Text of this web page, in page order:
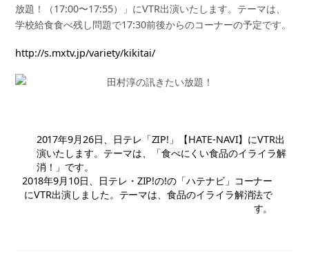
放題！（17:00〜17:55）」にVTR出演いたします。テーマは、
学校給食食べ残し問題で17:30前後からのコーナーの予定です。
http://s.mxtv.jp/variety/kikitai/
2017年9月26日、日テレ「ZIP!」【HATE-NAVI】にVTR出
演いたします。テーマは、「食べにくい食品のイライラ解
消！」です。
2018年9月10日、日テレ・ZIP!の!の「ハテナビ」コーナー
にVTR出演しました。テーマは、食品のイライラ解消法で
す。